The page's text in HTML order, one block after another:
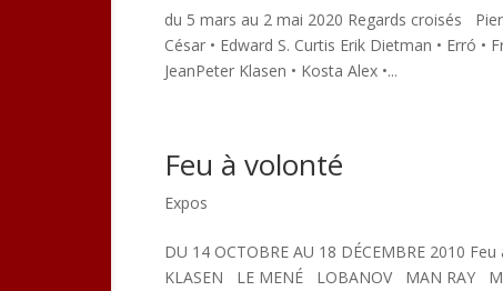
du 5 mars au 2 mai 2020 Regards croisés
César • Edward S. Curtis Erik Dietman • Erró •
JeanPeter Klasen • Kosta Alex •...
Feu à volonté
Expos
DU 14 OCTOBRE AU 18 DÉCEMBRE 2010
KLASEN LE MENÉ LOBANOV MAN RAY